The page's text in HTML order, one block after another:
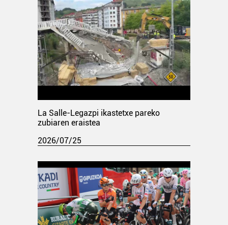
La Salle-Legazpi ikastetxe pareko
zubiaren eraistea
2026/07/25